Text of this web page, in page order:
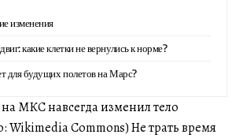
изменения
какие клетки не вернулись к норме?
для будущих полетов на Марс?
МКС навсегда изменил тело
Wikimedia Commons) Не трать время